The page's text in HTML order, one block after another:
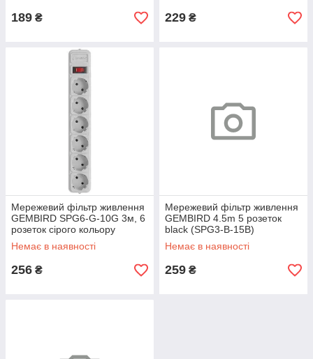
189 ₴ 229 ₴
Мережевий фільтр живлення
GEMBIRD SPG6-G-10G 3м, 6
розеток сірого кольору
Немає в наявності
256 ₴
Мережевий фільтр живлення
GEMBIRD 4.5m 5 розеток
black (SPG3-B-15B)
Немає в наявності
259 ₴